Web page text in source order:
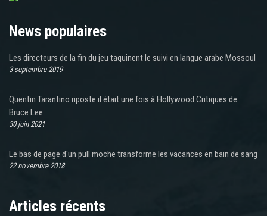
News populaires
Les directeurs de la fin du jeu taquinent le suivi en langue arabe Mossoul
3 septembre 2019
Quentin Tarantino riposte il était une fois à Hollywood Critiques de
Bruce Lee
30 juin 2021
Le bas de page d'un pull moche transforme les vacances en bain de sang
22 novembre 2018
Articles récents